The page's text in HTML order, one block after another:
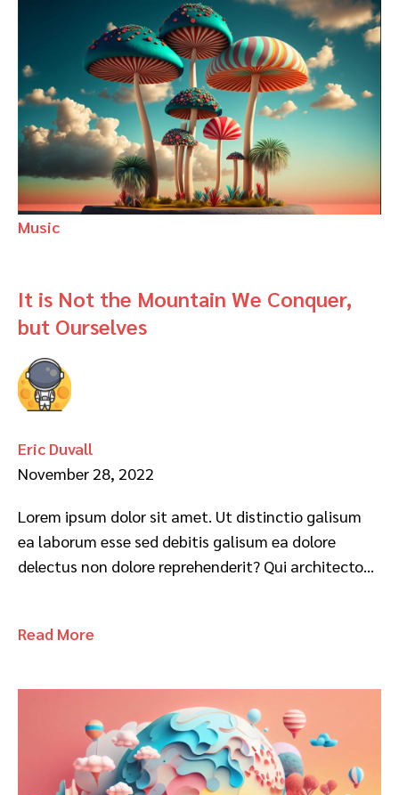
Music
It is Not the Mountain We Conquer,
but Ourselves
Eric Duvall
November 28, 2022
Lorem ipsum dolor sit amet. Ut distinctio galisum
ea laborum esse sed debitis galisum ea dolore
delectus non dolore reprehenderit? Qui architecto…
Read More